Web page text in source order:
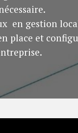
en gestion
place et